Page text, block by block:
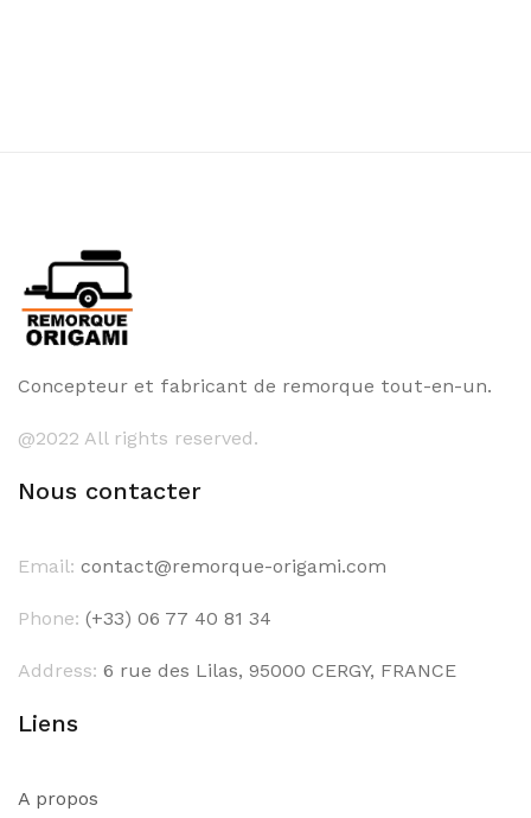
Concepteur et fabricant de remorque tout-en-un.
@2022 All rights reserved.
Nous contacter
Email: contact@remorque-origami.com
Phone: (+33) 06 77 40 81 34
Address: 6 rue des Lilas, 95000 CERGY, FRANCE
Liens
A propos